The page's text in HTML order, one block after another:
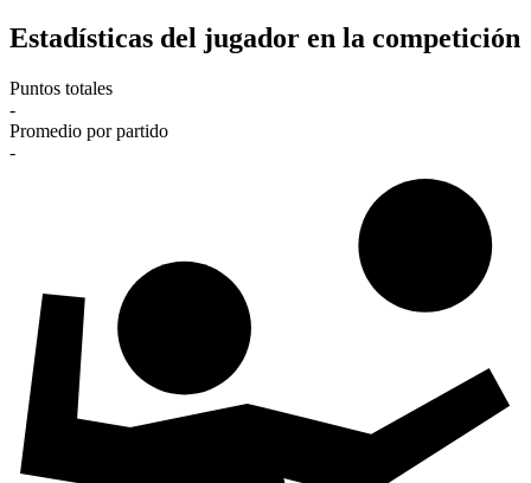
Estadísticas del jugador en la competición
Puntos totales
-
Promedio por partido
-